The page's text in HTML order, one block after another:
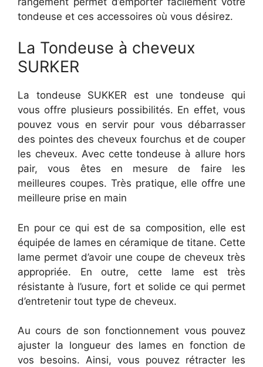
tondeuse et ces accessoires où vous désirez.
La Tondeuse à cheveux
SURKER
La tondeuse SUKKER est une tondeuse qui
vous offre plusieurs possibilités. En effet, vous
pouvez vous en servir pour vous débarrasser
des pointes des cheveux fourchus et de couper
les cheveux. Avec cette tondeuse à allure hors
pair, vous êtes en mesure de faire les
meilleures coupes. Très pratique, elle offre une
meilleure prise en main
En pour ce qui est de sa composition, elle est
équipée de lames en céramique de titane. Cette
lame permet d’avoir une coupe de cheveux très
appropriée. En outre, cette lame est très
résistante à l’usure, fort et solide ce qui permet
d’entretenir tout type de cheveux.
Au cours de son fonctionnement vous pouvez
ajuster la longueur des lames en fonction de
vos besoins. Ainsi, vous pouvez rétracter les